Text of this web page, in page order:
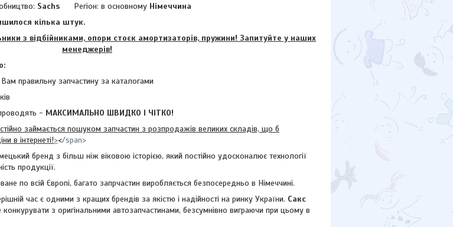
Sachs Регіон: в основному Німеччина
кілька штук.
з відбійниками, опори стоєк амортизаторів, пружини! Запитуйте у наших
менеджерів!
правильну запчастину за каталогами
- МАКСИМАЛЬНО ШВИДКО І ЧІТКО!
займається пошуком запчастин з розпродажів великих складів, що б
в інтернеті!></span>
бренд з більш ніж віковою історією, який постійно удосконалює технології
продукції.
всій Європі, багато запрчастин виробляється безпосередньо в Німеччині.
час є одними з кращих брендів за якістю і надійності на ринку України. Сакс
з оригінальними автозапчастинами, безсумнівно виграючи при цьому в